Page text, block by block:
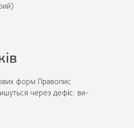
форм Правопис
через дефіс: ви-